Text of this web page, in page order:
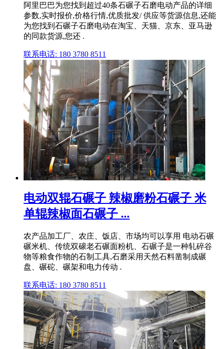
阿里巴巴为您找到超过40条石碾子石磨电动产品的详细
参数,实时报价,价格行情,优质批发/ 供应等货源信息,还能
为您找到石碾子石磨电动在淘宝、天猫、京东、亚马逊
的同款货源,您还 .
联系电话: 180 3780 8511
电动双辊石碾子 辣椒磨粉石碾子 米
单辊辣椒面石碾子 ...
农产品加工厂、农庄、饭店、市场均可以享用 电动石碾
碾米机、传统双磙老石碾面粉机、石碾子是一种轧碎谷
物等粮食作物的石制工具,石磨采用天然石料凿制成碾
盘、碾砣、碾架和电力传动 .
联系电话: 180 3780 8511